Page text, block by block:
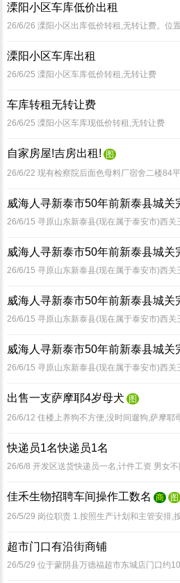
销售工作节奏 3.热爱汽车行业,对
溧阳小区车库低价出租
26/6/26 溧阳小区出库低价转租,无转让费。位
溧阳小区车库出租
26/6/25 溧阳小区车库低价转租,无转让费
车库转租无转让费
26/6/25 溧阳小区车库现低价转租,无转让费
自家房屋!吉房出租! 图
26/6/22 现有检察院后面色母料厂宿舍二楼84
住!
威海人寻新泰市50年前新泰县城关
26/6/15 寻原山东新泰县(现在属于泰安市)西
到威海。(78年前在新泰县人民武
威海人寻新泰市50年前新泰县城关
26/6/15 寻原山东新泰县(现在属于泰安市)西
到威海。(78年前在新泰县人民武
威海人寻新泰市50年前新泰县城关
26/6/15 寻原山东新泰县(现在属于泰安市)西
到威海。(78年前在新泰县人民武
威海人寻新泰市50年前新泰县城关
26/6/15 寻原山东新泰县(现在属于泰安市)西
到威海。(78年前在新泰县人民武
出售一支萨摩耶4岁母犬 图
26/6/12 住楼上养狗不方便,没时间遛狗,萨摩耶
快递员1名快递员1名
26/6/8 开发区送货快递员一名,计件工资 男女
佳禾生物招聘车间操作工数名 商
图
26/5/29 岗位职责 1.按照生产计划和主管安排,
现场5S工作 4.积极参与岗位培训,
超市门口有沿街商铺
26/5/29 位于蒙阴县万德福超市东城店门口约